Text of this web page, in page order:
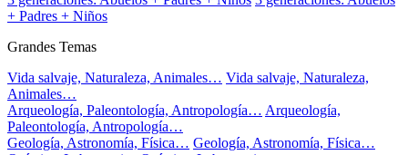
+ Padres + Niños
Grandes Temas
Vida salvaje, Naturaleza, Animales… Vida salvaje, Naturaleza,
Animales…
Arqueología, Paleontología, Antropología… Arqueología,
Paleontología, Antropología…
Geología, Astronomía, Física… Geología, Astronomía, Física…